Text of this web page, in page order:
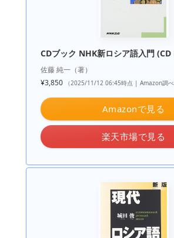
CDブック NHK新ロシア語入門 (CD
佐藤 純一（著）
¥3,850
（2025/11/12 06:45時点 | Amazon調べ
Amazonで見る
楽天市場で見る